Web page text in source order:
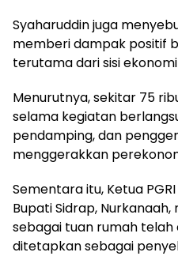
Syaharuddin juga
memberi dampak positif
terutama dari sisi
Menurutnya, sekitar 75
selama kegiatan
pendamping, dan
menggerakkan
Sementara itu, Ketua
Bupati Sidrap,
sebagai tuan rumah telah
ditetapkan sebagai